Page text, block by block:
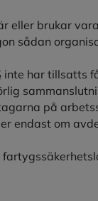
eller brukar
sådan
har tillsatts
på
endast om